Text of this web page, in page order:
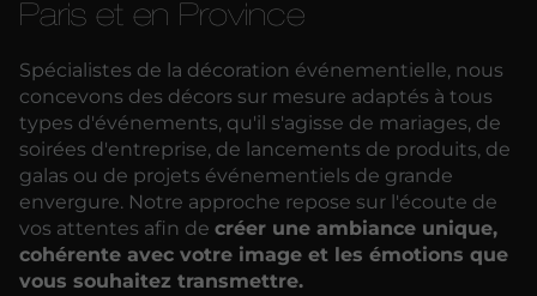
Paris et en Province
Spécialistes de la décoration événementielle, nous
concevons des décors sur mesure adaptés à tous
types d'événements, qu'il s'agisse de mariages, de
soirées d'entreprise, de lancements de produits, de
galas ou de projets événementiels de grande
envergure. Notre approche repose sur l'écoute de
vos attentes afin decréer une ambiance unique,
cohérente avec votre image et les émotions que
vous souhaitez transmettre.